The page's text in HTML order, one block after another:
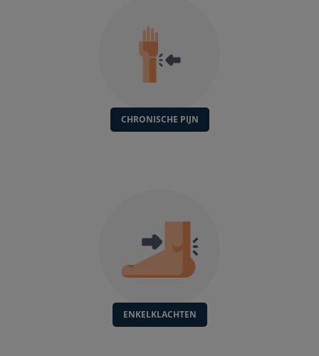
CHRONISCHE PIJN
ENKELKLACHTEN